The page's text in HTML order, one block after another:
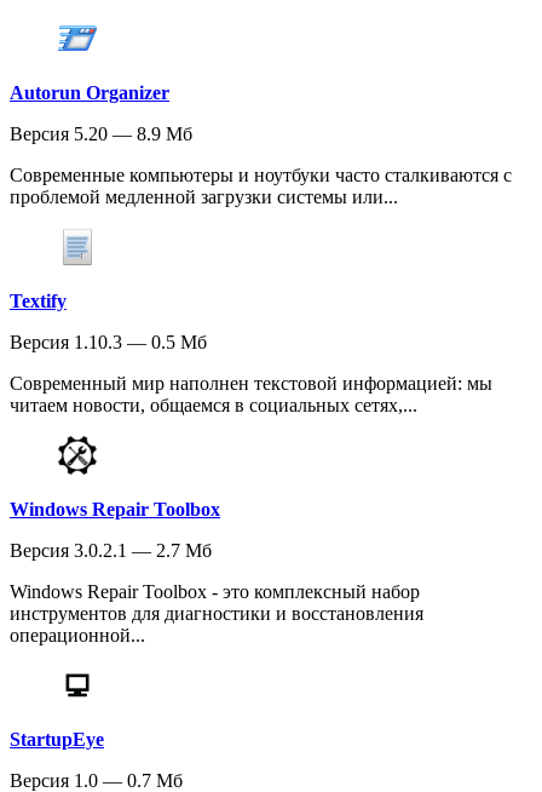
Autorun Organizer
Версия 5.20 — 8.9 Мб
Современные компьютеры и ноутбуки часто сталкиваются с
проблемой медленной загрузки системы или...
Textify
Версия 1.10.3 — 0.5 Мб
Современный мир наполнен текстовой информацией: мы
читаем новости, общаемся в социальных сетях,...
Windows Repair Toolbox
Версия 3.0.2.1 — 2.7 Мб
Windows Repair Toolbox - это комплексный набор
инструментов для диагностики и восстановления
операционной...
StartupEye
Версия 1.0 — 0.7 Мб